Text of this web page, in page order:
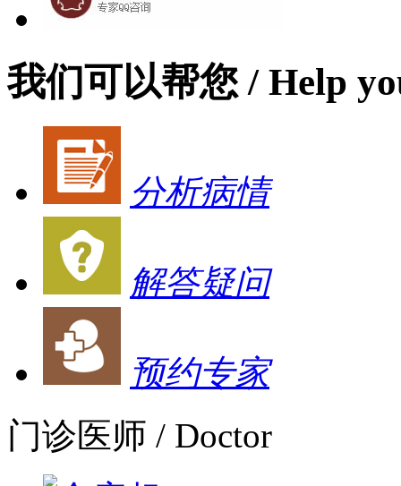
我们可以帮您 / Help
分析病情
解答疑问
预约专家
门诊医师 / Doctor